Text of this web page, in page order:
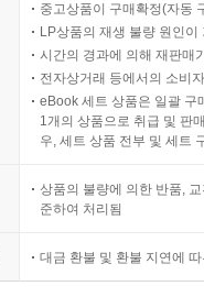
중고상품이 구매확정(자동
LP상품의 재생 불량 원인
시간의 경과에 의해 재판매
전자상거래 등에서의 소비
eBook 세트 상품은 일괄 구
1개의 상품으로 취급 및 판
우, 세트 상품 전부 및 세트
상품의 불량에 의한 반품,
준하여 처리됨
대금 환불 및 환불 지연에